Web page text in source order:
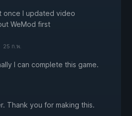
once I updated video
WeMod first
25 ก.พ.
I can complete this game.
Thank you for making this.